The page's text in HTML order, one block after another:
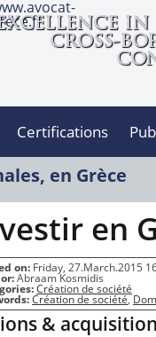
IN
CROSS-
Certifications
en Grèce
en
on: Friday, 27.March.2015
Abraam Kosmidis
Création de société
Création de société,
&